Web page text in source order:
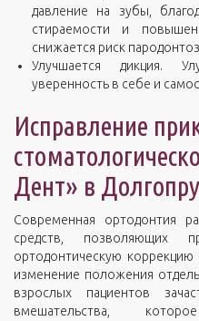
давление на зубы,
стираемости и
снижается риск
Улучшается дикция.
уверенность в себе и
Исправление
Дент» в
Современная ортодонтия
средств, позволяющих
ортодонтическую
изменение положения
взрослых пациентов
вмешательства,